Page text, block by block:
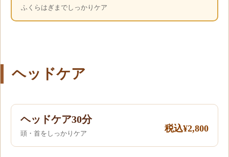
ふくらはぎまでしっかりケア
ヘッドケア
ヘッドケア30分
頭・首をしっかりケア 税込¥2,800